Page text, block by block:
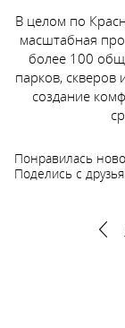
В целом по
масштабная
более 100
парков,
создание
Понравилась
Поделись с